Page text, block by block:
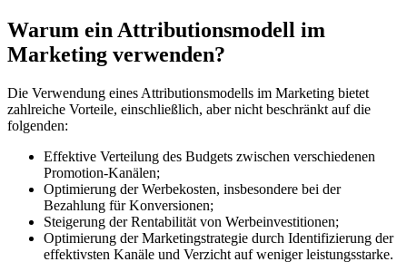
Warum ein Attributionsmodell im
Marketing verwenden?
Die Verwendung eines Attributionsmodells im Marketing bietet
zahlreiche Vorteile, einschließlich, aber nicht beschränkt auf die
folgenden:
Effektive Verteilung des Budgets zwischen verschiedenen
Promotion-Kanälen;
Optimierung der Werbekosten, insbesondere bei der
Bezahlung für Konversionen;
Steigerung der Rentabilität von Werbeinvestitionen;
Optimierung der Marketingstrategie durch Identifizierung der
effektivsten Kanäle und Verzicht auf weniger leistungsstarke.